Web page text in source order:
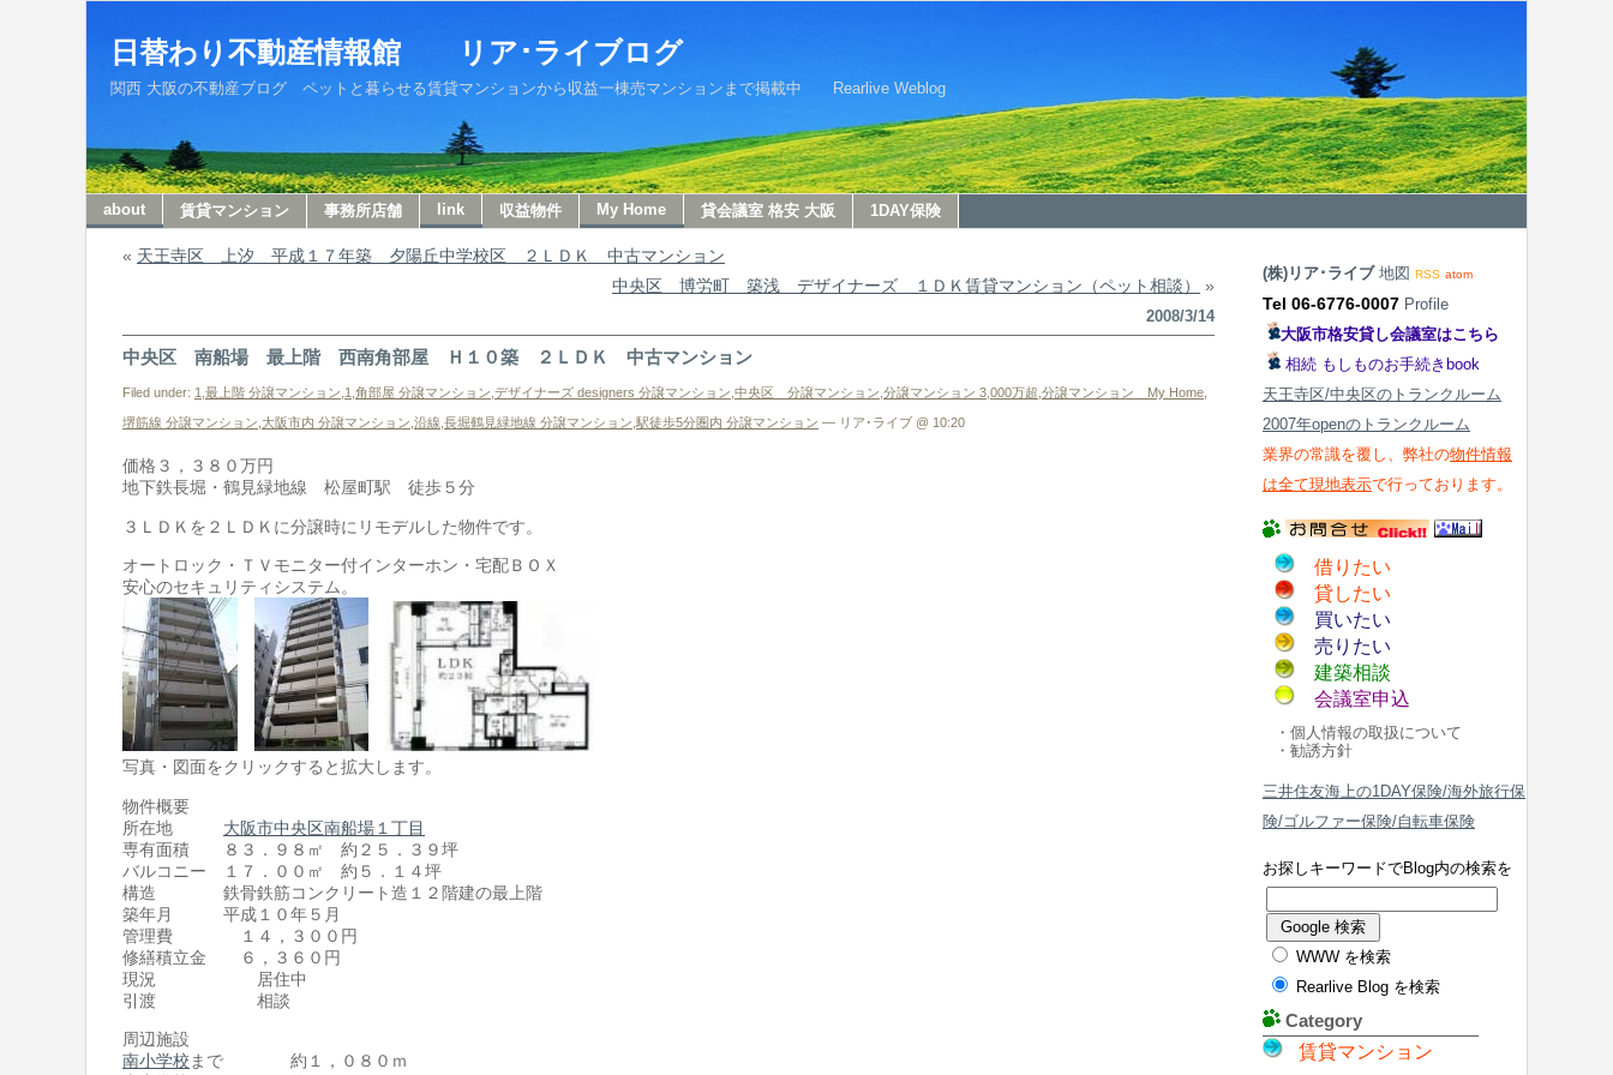
日替わり不動産情報館 リア･ライブログ
関西 大阪の不動産ブログ ペットと暮らせる賃貸マンションから収益一棟売マンションまで掲載中 Rearlive Weblog
about 賃貸マンション 事務所店舗 link 収益物件 My Home 貸会議室 格安 大阪 1DAY保険
« 天王寺区 上汐 平成１７年築 夕陽丘中学校区 ２ＬＤＫ 中古マンション
中央区 博労町 築浅 デザイナーズ １ＤＫ賃貸マンション（ペット相談）
»
2008/3/14
中央区 南船場 最上階 西南角部屋 Ｈ１０築 ２ＬＤＫ 中古マンション
Filed under: 1,最上階 分譲マンション 1,角部屋 分譲マンション デザイナーズ designers 分譲マンション 中央区 分譲マンション 分譲マンション 3,000万超 分譲マンション My Home
堺筋線 分譲マンション 大阪市内 分譲マンション 沿線 長堀鶴見緑地線 分譲マンション 駅徒歩5分圏内 分譲マンション — リア･ライブ @ 10:20
価格３，３８０万円
地下鉄長堀・鶴見緑地線 松屋町駅 徒歩５分
３ＬＤＫを２ＬＤＫに分譲時にリモデルした物件です。
オートロック・ＴＶモニター付インターホン・宅配ＢＯＸ
安心のセキュリティシステム。
写真・図面をクリックすると拡大します。
物件概要
所在地 大阪市中央区南船場１丁目
専有面積 ８３．９８㎡ 約２５．３９坪
バルコニー １７．００㎡ 約５．１４坪
構造 鉄骨鉄筋コンクリート造１２階建の最上階
築年月 平成１０年５月
管理費 １４，３００円
修繕積立金 ６，３６０円
現況 居住中
引渡 相談
周辺施設
南小学校 まで 約１，０８０ｍ
(株)リア･ライブ 地図 RSS atom
Tel 06-6776-0007 Profile
大阪市格安貸し会議室はこちら
相続 もしものお手続きbook
天王寺区/中央区のトランクルーム
2007年openのトランクルーム
業界の常識を覆し、弊社の物件情報
は全て現地表示で行っております。
借りたい
貸したい
買いたい
売りたい
建築相談
会議室申込
・個人情報の取扱について
・勧誘方針
三井住友海上の1DAY保険/海外旅行保
険/ゴルファー保険/自転車保険
お探しキーワードでBlog内の検索を
WWW を検索
Rearlive Blog を検索
Category
賃貸マンション